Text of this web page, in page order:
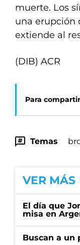
muerte. Los
una erupción
extiende al
(DIB) ACR
Para
Temas
VER MÁS
El día que
misa en
Buscan a un